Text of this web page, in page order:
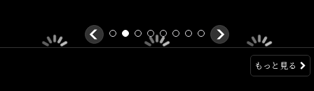
もっと見る